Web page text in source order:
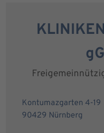
Kontumazgarten 4-19
90429 Nürnberg